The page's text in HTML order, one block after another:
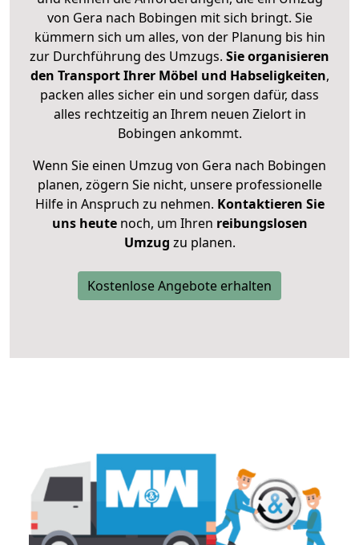
von Gera nach Bobingen mit sich bringt. Sie
kümmern sich um alles, von der Planung bis hin
zur Durchführung des Umzugs. Sie organisieren
den Transport Ihrer Möbel und Habseligkeiten,
packen alles sicher ein und sorgen dafür, dass
alles rechtzeitig an Ihrem neuen Zielort in
Bobingen ankommt.
Wenn Sie einen Umzug von Gera nach Bobingen
planen, zögern Sie nicht, unsere professionelle
Hilfe in Anspruch zu nehmen. Kontaktieren Sie
uns heutenoch, um Ihren reibungslosen
Umzug zu planen.
Kostenlose Angebote erhalten